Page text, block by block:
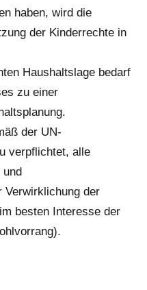
haben, wird die
der Kinderrechte in
Haushaltslage bedarf
zu einer
der UN-
verpflichtet, alle
und
Verwirklichung der
besten Interesse der